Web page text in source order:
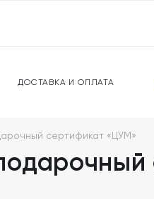
ДОСТАВКА И ОПЛАТА
сертификат «ЦУМ»